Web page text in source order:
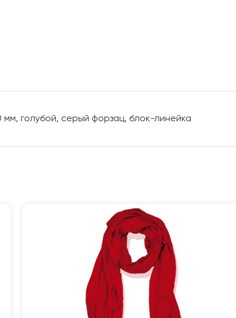
мм, голубой, серый форзац, блок-линейка